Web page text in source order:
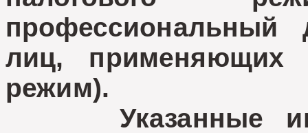
профессиональный
лиц, применяющих
режим).
Указанные